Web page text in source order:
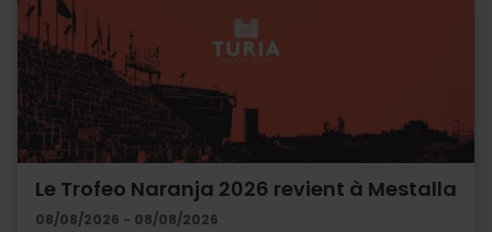
Le Trofeo Naranja 2026 revient à Mestalla
08/08/2026 - 08/08/2026